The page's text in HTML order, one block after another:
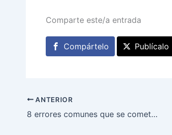
Comparte este/a entrada
Compártelo Publícalo
ANTERIOR
8 errores comunes que se cometen con la dieta y que impiden construir un cuerpo definido